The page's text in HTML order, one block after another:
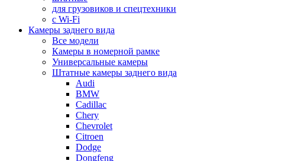
для грузовиков и спецтехники
с Wi-Fi
Камеры заднего вида
Все модели
Камеры в номерной рамке
Универсальные камеры
Штатные камеры заднего вида
Audi
BMW
Cadillac
Chery
Chevrolet
Citroen
Dodge
Dongfeng